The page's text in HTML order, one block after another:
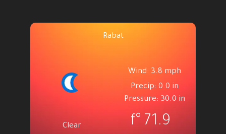
Rabat
Clear
Wind: 3.8 mph
Precip: 0.0 in
Pressure: 30.0 in
71.9
°f